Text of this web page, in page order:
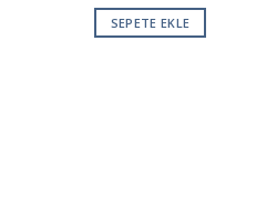
SEPETE EKLE